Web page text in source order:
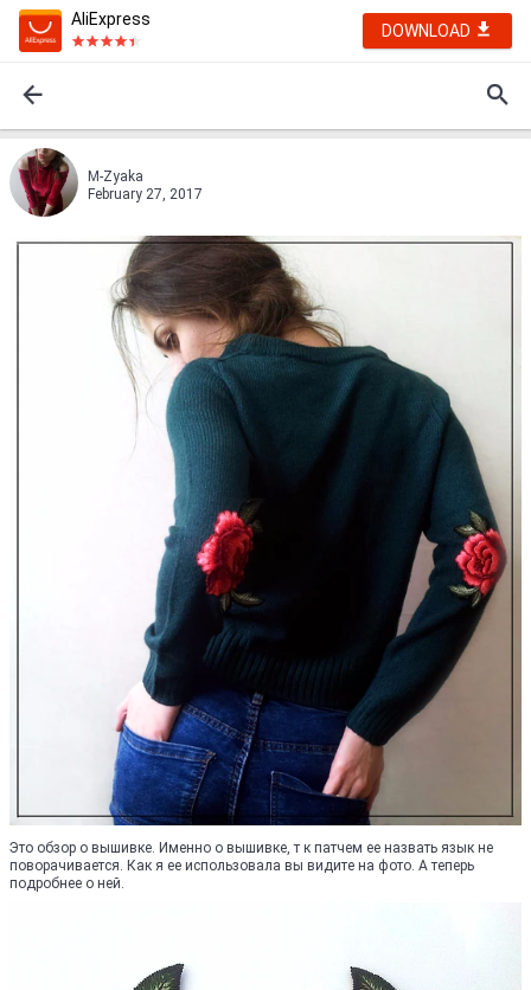
AliExpress
DOWNLOAD
M-Zyaka
February 27, 2017
Это обзор о вышивке. Именно о вышивке, т к патчем ее назвать язык не
поворачивается. Как я ее использовала вы видите на фото. А теперь
подробнее о ней.